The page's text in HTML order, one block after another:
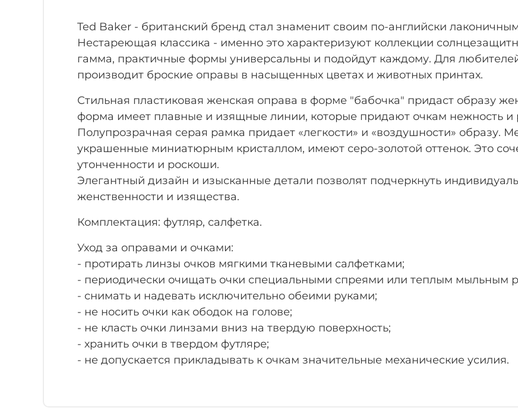
Ted Baker - британский бренд стал знаменит своим по-английски
Нестареющая классика - именно это характеризуют коллекции
гамма, практичные формы универсальны и подойдут каждому. Для
производит броские оправы в насыщенных цветах и животных принтах.
Стильная пластиковая женская оправа в форме "бабочка" придаст образу
форма имеет плавные и изящные линии, которые придают очкам нежность и
Полупрозрачная серая рамка придает «легкости» и «воздушности» образу.
украшенные миниатюрным кристаллом, имеют серо-золотой оттенок. Это
утонченности и роскоши.
Элегантный дизайн и изысканные детали позволят подчеркнуть
женственности и изящества.
Комплектация: футляр, салфетка.
Уход за оправами и очками:
- протирать линзы очков мягкими тканевыми салфетками;
- периодически очищать очки специальными спреями или теплым мыльным
- снимать и надевать исключительно обеими руками;
- не носить очки как ободок на голове;
- не класть очки линзами вниз на твердую поверхность;
- хранить очки в твердом футляре;
- не допускается прикладывать к очкам значительные механические усилия.